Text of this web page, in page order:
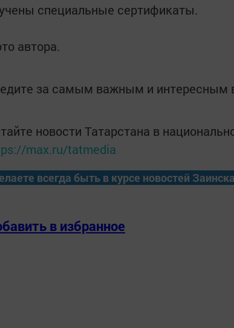
специальные сертификаты.
автора.
за самым важным и интересным
новости Татарстана в
max.ru/tatmedia
всегда быть в курсе новостей
в избранное